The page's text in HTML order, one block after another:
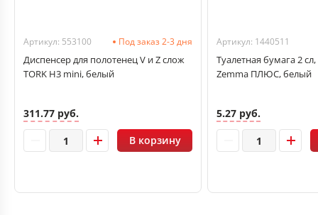
Артикул: 553100 Под заказ 2-3 дня
Диспенсер для полотенец V и Z слож
TORK H3 mini, белый
311.77 руб.
В корзину
Артикул: 1440511
Туалетная бумага 2
Zemma ПЛЮС, белый
5.27 руб.